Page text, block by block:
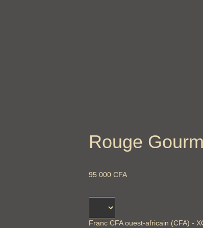
Rouge
95 000 CFA
Franc CFA ouest-africain (CFA) -